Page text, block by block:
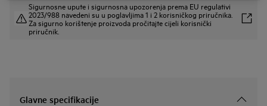
Sigurnosne upute i sigurnosna upozorenja prema EU regulativi
2023/988 navedeni su u poglavljima 1 i 2 korisničkog priručnika.
Za sigurno korištenje proizvoda pročitajte cijeli korisnički
priručnik.
Glavne specifikacije